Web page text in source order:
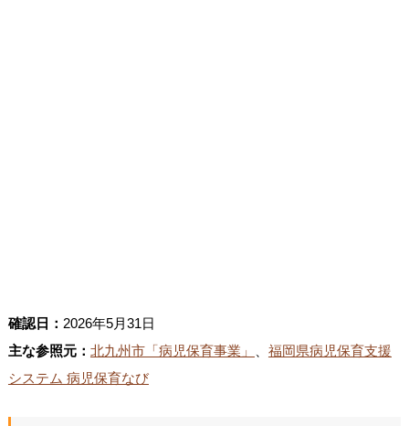
確認日： 2026年5月31日
主な参照元： 北九州市「病児保育事業」
福岡県病児保育支援
システム 病児保育なび